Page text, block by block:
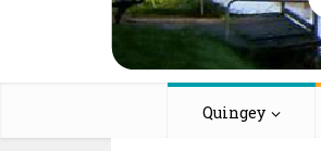
Quingey